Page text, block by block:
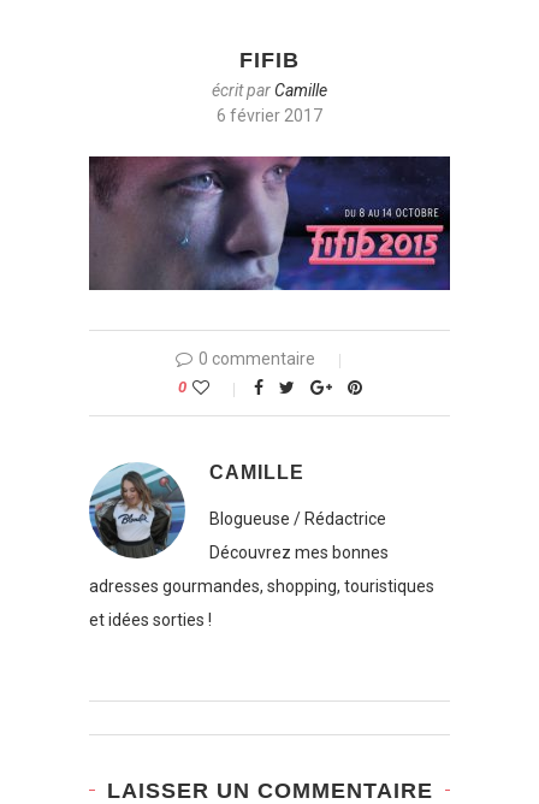
FIFIB
écrit parCamille
6 février 2017
0 commentaire
0
CAMILLE
Blogueuse / Rédactrice
Découvrez mes bonnes
adresses gourmandes, shopping, touristiques
et idées sorties !
LAISSER UN COMMENTAIRE